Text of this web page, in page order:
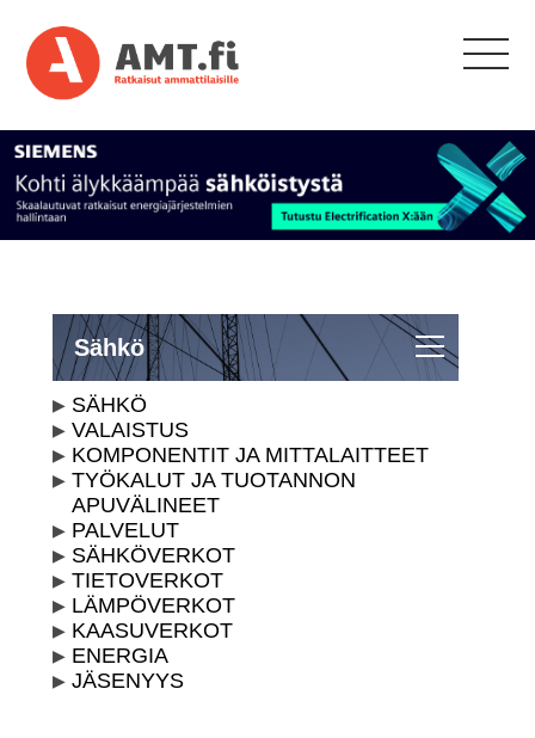
Sähkö
SÄHKÖ
VALAISTUS
KOMPONENTIT JA MITTALAITTEET
TYÖKALUT JA TUOTANNON
APUVÄLINEET
PALVELUT
SÄHKÖVERKOT
TIETOVERKOT
LÄMPÖVERKOT
KAASUVERKOT
ENERGIA
JÄSENYYS